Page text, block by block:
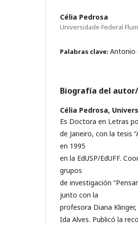
Célia Pedrosa
Universidade Federal
Palabras clave: Antonio
Biografía del
Célia Pedrosa,
Es Doctora en Letras
de Janeiro, con la tesis
en 1995
en la EdUSP/EdUFF.
grupos
de investigación
junto con la
profesora Diana
Ida Alves. Publicó la